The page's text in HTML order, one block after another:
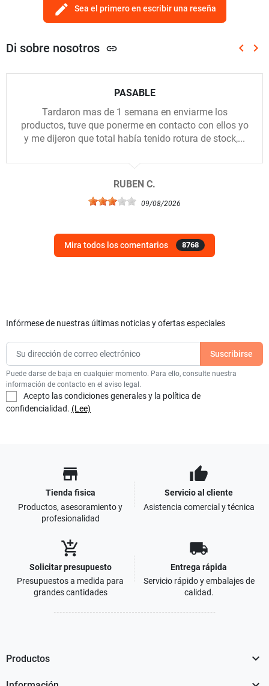
edit Sea el primero en escribir una reseña
Di sobre nosotros link keyboard_arrow_left keyboard_arrow_right
PASABLE
Tardaron mas de 1 semana en enviarme los
productos, tuve que ponerme en contacto con ellos yo
y me dijeron que total había tenido rotura de stock,...
RUBEN C.
09/08/2026
Mira todos los comentarios 8768
Infórmese de nuestras últimas noticias y ofertas especiales
Puede darse de baja en cualquier momento. Para ello, consulte nuestra
información de contacto en el aviso legal.
Acepto las condiciones generales y la política de
confidencialidad. (Lee)
store
Tienda fisica
Productos, asesoramiento y
profesionalidad
thumb_up
Servicio al cliente
Asistencia comercial y técnica
add_shopping_cart
Solicitar presupuesto
Presupuestos a medida para
grandes cantidades
local_shipping
Entrega rápida
Servicio rápido y embalajes de
calidad.
Productos 